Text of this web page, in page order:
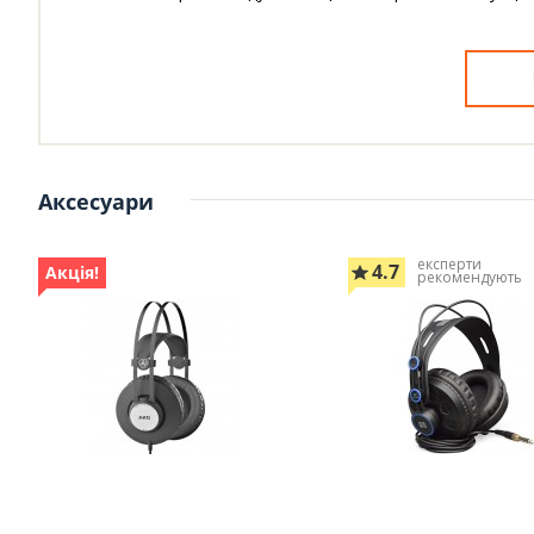
Аксесуари
Акція! 4.7 експерти
рекомендують